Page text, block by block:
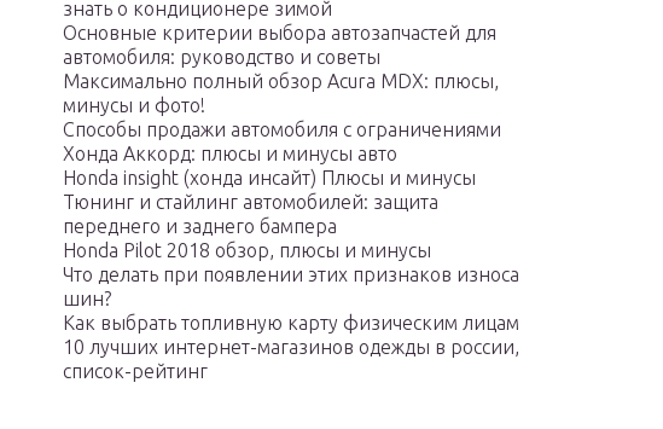
знать о кондиционере зимой
Основные критерии выбора автозапчастей для
автомобиля: руководство и советы
Максимально полный обзор Acura MDX: плюсы,
минусы и фото!
Способы продажи автомобиля с ограничениями
Хонда Аккорд: плюсы и минусы авто
Honda insight (хонда инсайт) Плюсы и минусы
Тюнинг и стайлинг автомобилей: защита
переднего и заднего бампера
Honda Pilot 2018 обзор, плюсы и минусы
Что делать при появлении этих признаков износа
шин?
Как выбрать топливную карту физическим лицам
10 лучших интернет-магазинов одежды в россии,
список-рейтинг